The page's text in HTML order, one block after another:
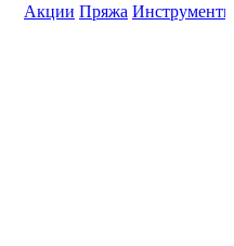
Акции Пряжа Инструменты